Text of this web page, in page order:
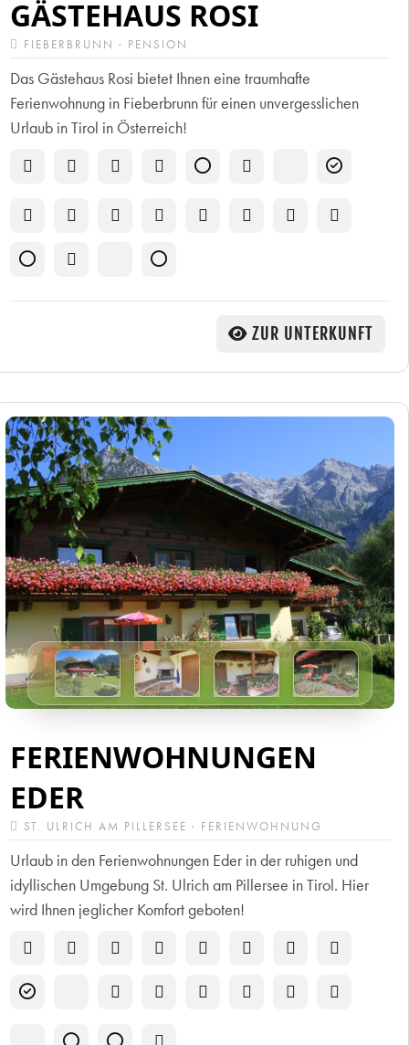
GÄSTEHAUS ROSI
FIEBERBRUNN · PENSION
Das Gästehaus Rosi bietet Ihnen eine traumhafte
Ferienwohnung in Fieberbrunn für einen unvergesslichen
Urlaub in Tirol in Österreich!
ZUR UNTERKUNFT
FERIENWOHNUNGEN
EDER
ST. ULRICH AM PILLERSEE · FERIENWOHNUNG
Urlaub in den Ferienwohnungen Eder in der ruhigen und
idyllischen Umgebung St. Ulrich am Pillersee in Tirol. Hier
wird Ihnen jeglicher Komfort geboten!